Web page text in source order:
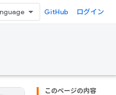
GitHub ログイン
このページの内容